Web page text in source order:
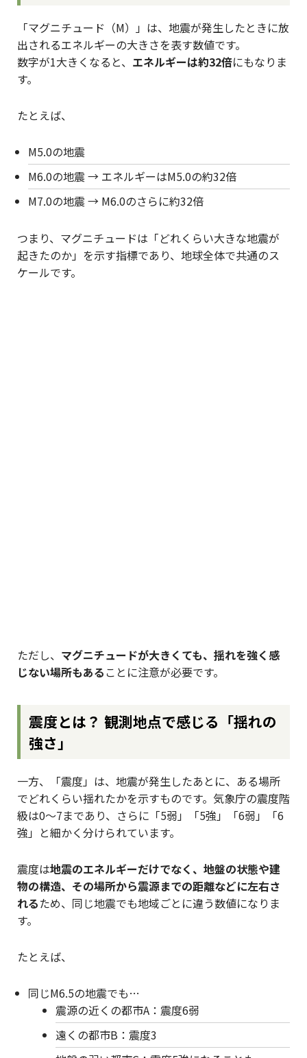
「マグニチュード（M）」は、地震が発生したときに放
出されるエネルギーの大きさを表す数値です。
数字が1大きくなると、 エネルギーは約32倍にもなりま
す。
たとえば、
M5.0の地震
M6.0の地震 → エネルギーはM5.0の約32倍
M7.0の地震 → M6.0のさらに約32倍
つまり、マグニチュードは「どれくらい大きな地震が
起きたのか」を示す指標であり、地球全体で共通のス
ケールです。
ただし、 マグニチュードが大きくても、揺れを強く感
じない場所もある ことに注意が必要です。
震度とは？ 観測地点で感じる「揺れの
強さ」
一方、「震度」は、地震が発生したあとに、ある場所
でどれくらい揺れたかを示すものです。気象庁の震度階
級は0〜7まであり、さらに「5弱」「5強」「6弱」「6
強」と細かく分けられています。
震度は地震のエネルギーだけでなく、地盤の状態や建
物の構造、その場所から震源までの距離などに左右さ
れるため、同じ地震でも地域ごとに違う数値になりま
す。
たとえば、
同じM6.5の地震でも…
震源の近くの都市A：震度6弱
遠くの都市B：震度3